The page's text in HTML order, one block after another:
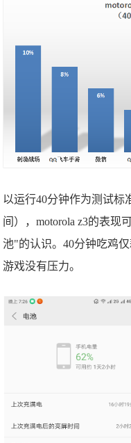
以运行40分钟作为测试标
间），motorola z3的表现
池"的认识。40分钟吃鸡
游戏没有压力。